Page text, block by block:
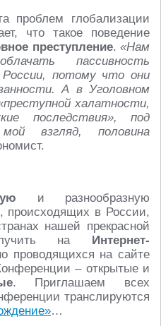
проблем глобализации
что такое поведение
преступление. «Нам
пассивность
потому что они
А в Уголовном
халатности,
последствия», под
взгляд, половина
и разнообразную
в России,
нашей прекрасной
на Интернет-
проводящихся на сайте
– открытые и
. Приглашаем всех
транслируются
…